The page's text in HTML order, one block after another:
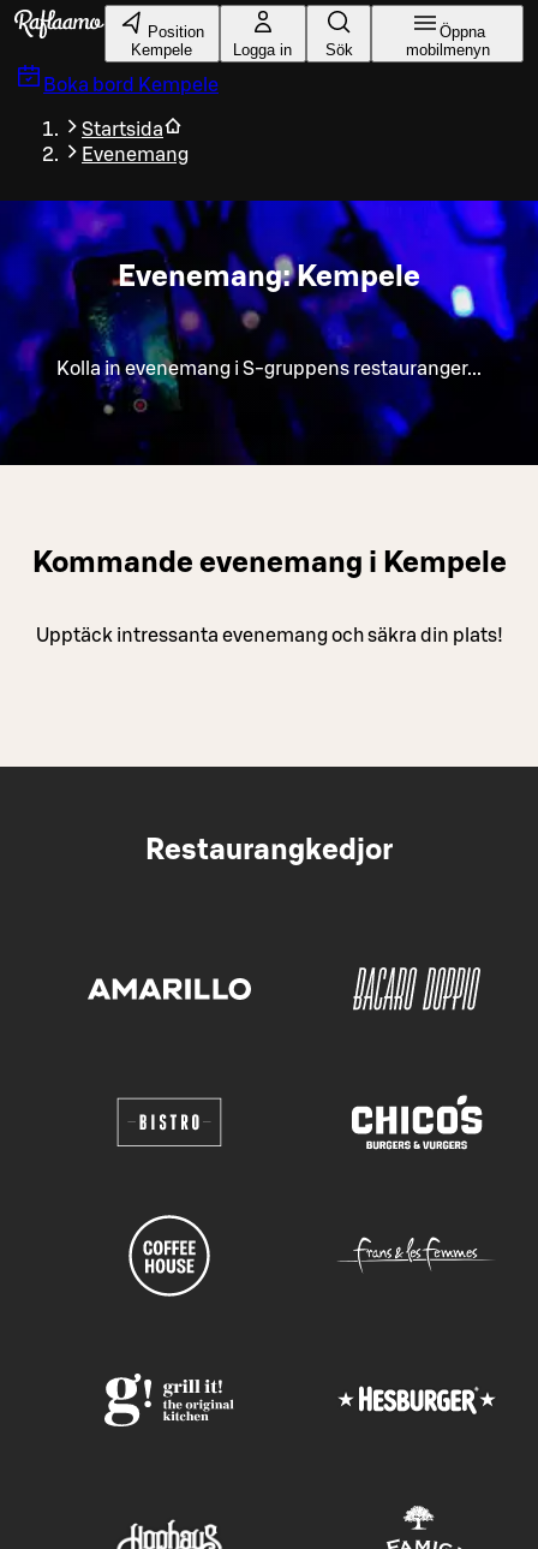
Gå till huvudinnehållet
Position
Kempele
Logga in Sök
Öppna
mobilmenyn
Boka bord Kempele
Startsida
Evenemang
Evenemang: Kempele
Kolla in evenemang i S-gruppens restauranger...
Kommande evenemang i Kempele
Upptäck intressanta evenemang och säkra din plats!
Restaurangkedjor